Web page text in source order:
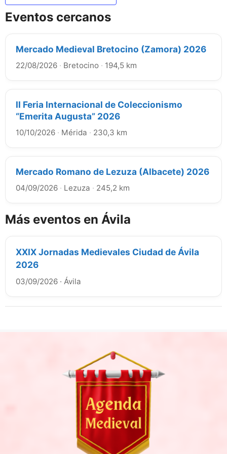
Eventos cercanos
Mercado Medieval Bretocino (Zamora) 2026
22/08/2026 · Bretocino · 194,5 km
II Feria Internacional de Coleccionismo
“Emerita Augusta” 2026
10/10/2026 · Mérida · 230,3 km
Mercado Romano de Lezuza (Albacete) 2026
04/09/2026 · Lezuza · 245,2 km
Más eventos en Ávila
XXIX Jornadas Medievales Ciudad de Ávila
2026
03/09/2026 · Ávila